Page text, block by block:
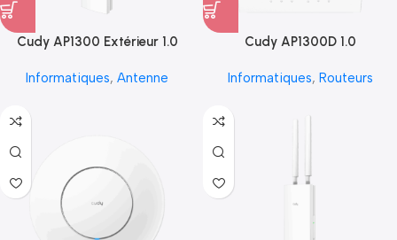
Cudy AP1300 Extérieur 1.0
Informatiques, Antenne
Cudy AP1300D 1.0
Informatiques, Routeurs